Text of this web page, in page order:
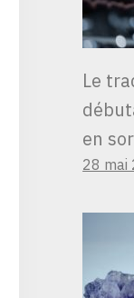
Le
en
28 mai